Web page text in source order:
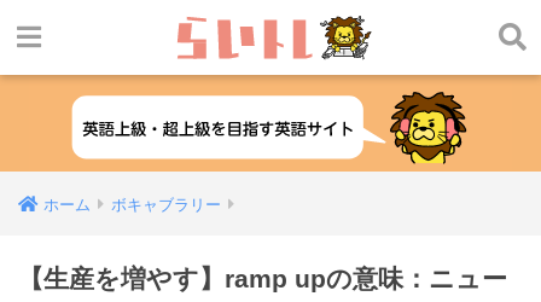
ホーム ボキャブラリー
【生産を増やす】ramp upの意味：ニュー